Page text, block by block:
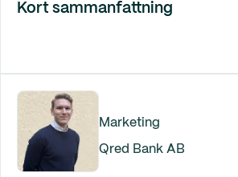
Kort sammanfattning
Marketing
Qred Bank AB